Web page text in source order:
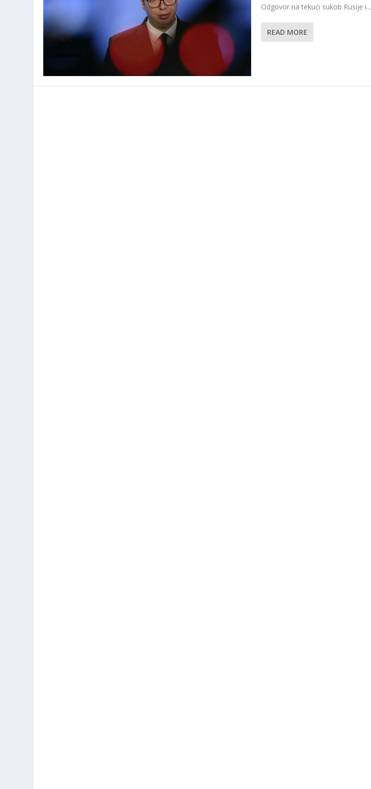
Odgovor na tekući sukob Rusije i...
READ MORE